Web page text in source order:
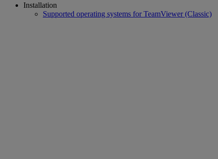
Installation
Supported operating systems for TeamViewer (Classic)